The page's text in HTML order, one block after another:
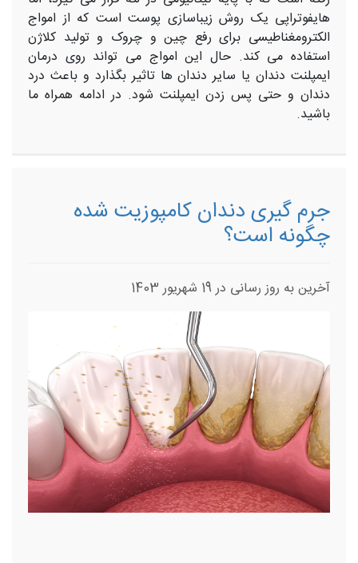
هایفوتراپی یک روش زیباسازی پوست است که از امواج
الکترومغناطیسی برای رفع چین و چروک و تولید کلاژن
استفاده می کند. حال این امواج می تواند روی درمان
ایمپلنت دندان یا سایر دندان ها تاثیر بگذارد و باعث درد
دندان و حتی پس زدن ایمپلنت شود. در ادامه همراه ما
باشید.
جرم گیری دندان کامپوزیت شده
چگونه است؟
آخرین به روز رسانی در 19 شهریور 1403